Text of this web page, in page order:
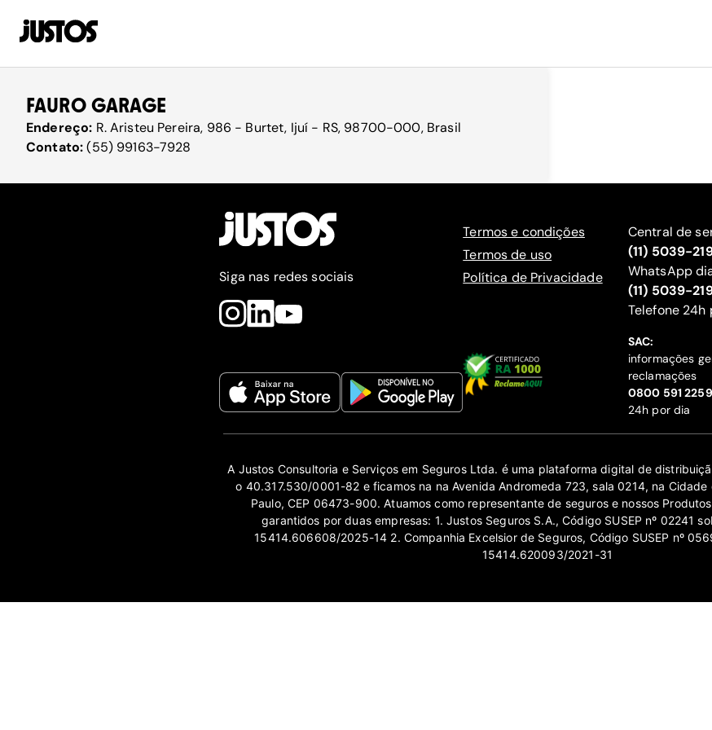
FAURO GARAGE
Endereço: R. Aristeu Pereira, 986 - Burtet, Ijuí - RS, 98700-000, Brasil
Contato:(55) 99163-7928
Siga nas redes sociais
Termos e condições
Termos de uso
Política de Privacidade
Central de
(11) 5039-
WhatsApp
(11) 5039-
‍Telefone 24h
SAC:
informações
reclamações
‍0800 591 2259
24h por dia
A Justos Consultoria e Serviços em Seguros Ltda. é uma plataforma digital de
o 40.317.530/0001-82 e ficamos na na Avenida Andromeda 723, sala 0214, na Cidade
Paulo, CEP 06473-900. Atuamos como representante de seguros e nossos
garantidos por duas empresas: 1. Justos Seguros S.A., Código SUSEP nº 02241
15414.606608/2025-14 2. Companhia Excelsior de Seguros, Código SUSEP nº
15414.620093/2021-31